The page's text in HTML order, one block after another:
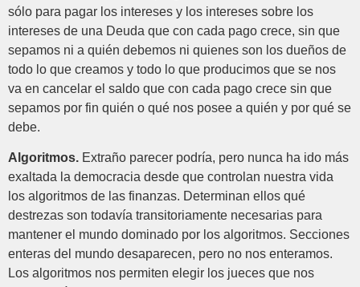
sólo para pagar los intereses y los intereses sobre los
intereses de una Deuda que con cada pago crece, sin que
sepamos ni a quién debemos ni quienes son los dueños de
todo lo que creamos y todo lo que producimos que se nos
va en cancelar el saldo que con cada pago crece sin que
sepamos por fin quién o qué nos posee a quién y por qué se
debe.
Algoritmos. Extraño parecer podría, pero nunca ha ido más
exaltada la democracia desde que controlan nuestra vida
los algoritmos de las finanzas. Determinan ellos qué
destrezas son todavía transitoriamente necesarias para
mantener el mundo dominado por los algoritmos. Secciones
enteras del mundo desaparecen, pero no nos enteramos.
Los algoritmos nos permiten elegir los jueces que nos